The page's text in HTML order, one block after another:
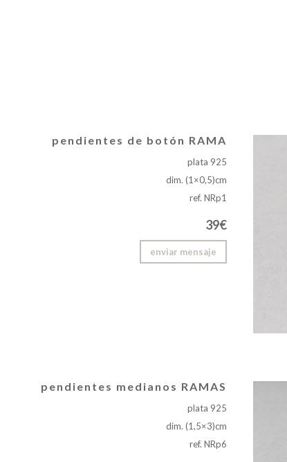
pendientes de botón RAMA
plata 925
dim. (1×0,5)cm
ref. NRp1
39€
enviar mensaje
pendientes medianos RAMAS
plata 925
dim. (1,5×3)cm
ref. NRp6